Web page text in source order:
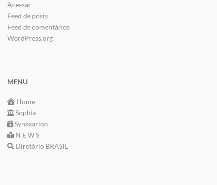
Acessar
Feed de posts
Feed de comentários
WordPress.org
MENU
Home
Sophia
Synaxarion
N E W S
Diretório BRASIL